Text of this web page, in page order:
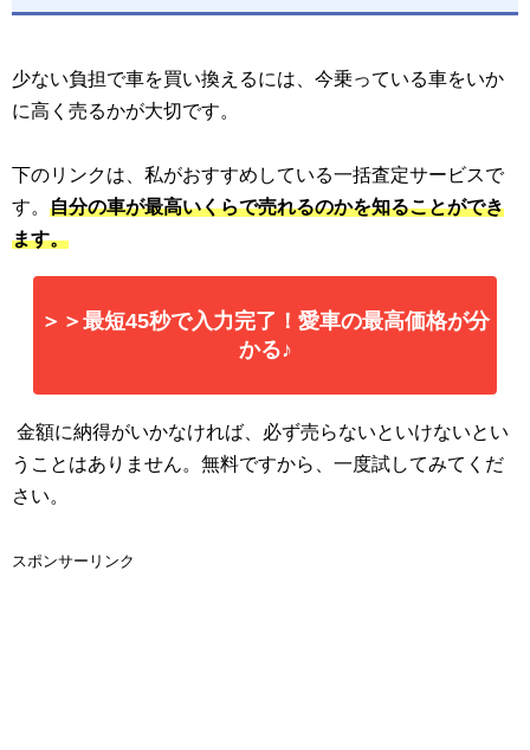
少ない負担で車を買い換えるには、今乗っている車をいか
に高く売るかが大切です。
下のリンクは、私がおすすめしている一括査定サービスで
す。 自分の車が最高いくらで売れるのかを知ることができ
ます。
＞＞最短45秒で入力完了！愛車の最高価格が分
かる♪
金額に納得がいかなければ、必ず売らないといけないとい
うことはありません。無料ですから、一度試してみてくだ
さい。
スポンサーリンク